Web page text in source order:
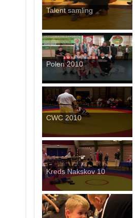
Talent samling
Polen 2010
CWC 2010
Kreds Nakskov 10